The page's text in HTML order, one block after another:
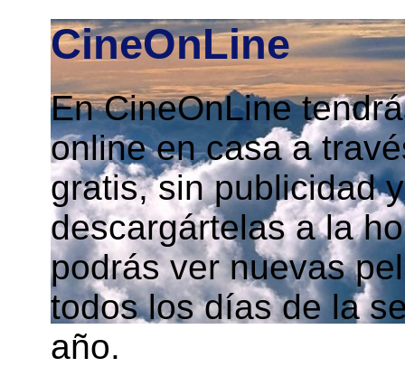
CineOnLine
En CineOnLine
online en casa a
gratis, sin publicidad
descargártelas a la
podrás ver nuevas
todos los días de la
año.